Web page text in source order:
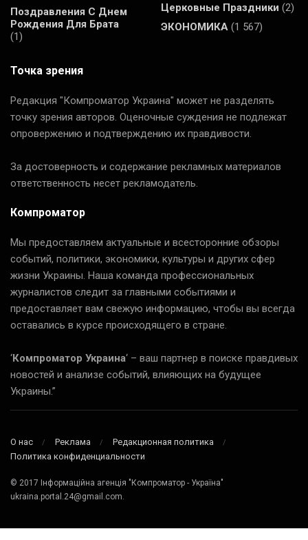
Поздравления С Днем
Рождения Для Брата
(1)
Церковные Праздники (2)
ЭКОНОМИКА (1 567)
Точка зрения
Редакция "Компроматор Украина" может не разделять
точку зрения авторов. Оценочные суждения не подлежат
опровержению и подтверждению их правдивости.
За достоверность и содержание рекламных материалов
ответственность несет рекламодатель.
Компроматор
Мы предоставляем актуальные и всесторонние обзоры
событий, политики, экономики, культуры и других сфер
жизни Украины. Наша команда профессиональных
журналистов следит за главными событиями и
предоставляет вам свежую информацию, чтобы вы всегда
оставались в курсе происходящего в стране.
‘Компроматор Украина‘ – ваш партнер в поиске правдивых
новостей и анализе событий, влияющих на будущее
Украины.”
О нас Реклама
Редакционная политика
Политика конфиденциальности
© 2017 Інформаційна агенція "Компроматор - Україна"
ukraina.portal.24@gmail.com.